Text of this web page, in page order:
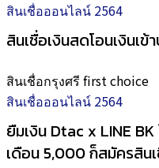
สินเชื่อออนไลน์ 2564
สินเชื่อเงินสดโอนเงินเ
สินเชื่อกรุงศรี first choice
สินเชื่อออนไลน์ 2564
ยืมเงิน Dtac x LINE
เดือน 5,000 ก็สมัครสิน